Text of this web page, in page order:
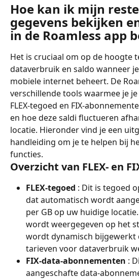
Hoe kan ik mijn
gegevens bekijken
in de Roamless app
Het is cruciaal om op de hoogte
dataverbruik en saldo wanneer
mobiele internet beheert. De
verschillende tools waarmee je
FLEX-tegoed en FIX-
en hoe deze saldi fluctueren
locatie. Hieronder vind je een
handleiding om je te helpen bij
functies.
Overzicht van FLEX- en
FLEX-tegoed : Dit is tegoed
dat automatisch wordt
per GB op uw huidige locatie.
wordt weergegeven op het
wordt dynamisch bijgewerkt
tarieven voor dataverbruik
FIX-data-abonnementen :
aangeschafte data-